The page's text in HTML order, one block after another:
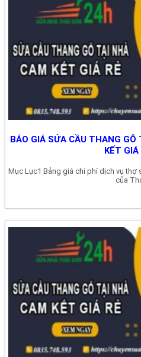
BÁO GIÁ SỬA CẦU THANG
KẾT GIÁ
Mục Lục1 Bảng giá chi phí dịch vụ thợ
của